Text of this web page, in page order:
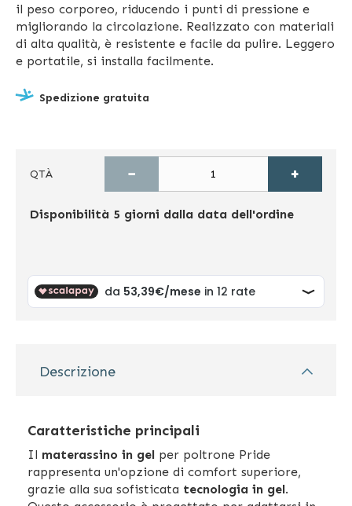
il peso corporeo, riducendo i punti di pressione e
migliorando la circolazione. Realizzato con materiali
di alta qualità, è resistente e facile da pulire. Leggero
e portatile, si installa facilmente.
Spedizione gratuita
QTÀ − +
Disponibilità 5 giorni dalla data dell'ordine
Descrizione
Caratteristiche principali
Il materassino in gel per poltrone Pride
rappresenta un'opzione di comfort superiore,
grazie alla sua sofisticata tecnologia in gel.